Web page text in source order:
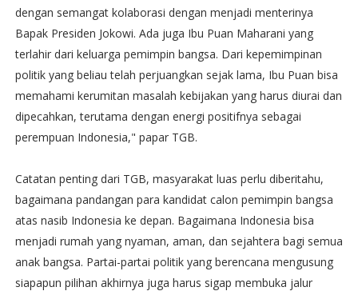
dengan semangat kolaborasi dengan menjadi menterinya
Bapak Presiden Jokowi. Ada juga Ibu Puan Maharani yang
terlahir dari keluarga pemimpin bangsa. Dari kepemimpinan
politik yang beliau telah perjuangkan sejak lama, Ibu Puan bisa
memahami kerumitan masalah kebijakan yang harus diurai dan
dipecahkan, terutama dengan energi positifnya sebagai
perempuan Indonesia," papar TGB.
Catatan penting dari TGB, masyarakat luas perlu diberitahu,
bagaimana pandangan para kandidat calon pemimpin bangsa
atas nasib Indonesia ke depan. Bagaimana Indonesia bisa
menjadi rumah yang nyaman, aman, dan sejahtera bagi semua
anak bangsa. Partai-partai politik yang berencana mengusung
siapapun pilihan akhirnya juga harus sigap membuka jalur